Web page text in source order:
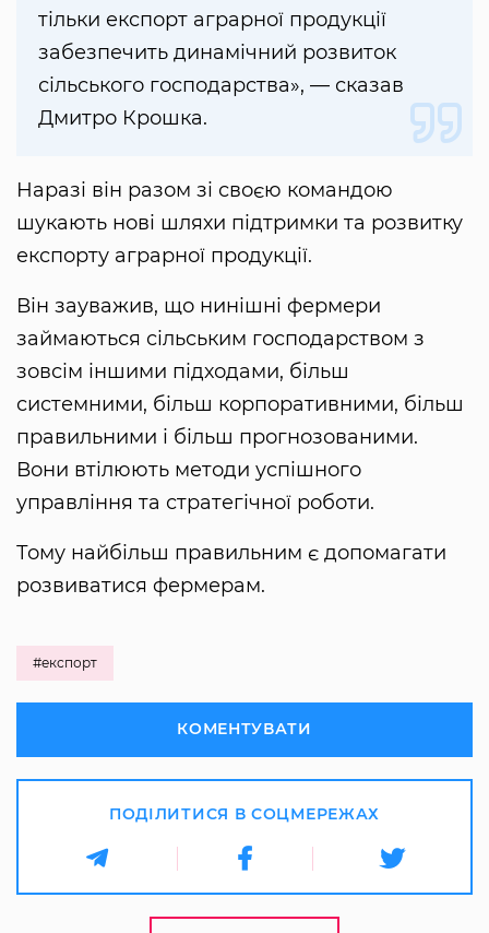
тільки експорт аграрної продукції
забезпечить динамічний розвиток
сільського господарства», — сказав
Дмитро Крошка.
Наразі він разом зі своєю командою
шукають нові шляхи підтримки та розвитку
експорту аграрної продукції.
Він зауважив, що нинішні фермери
займаються сільським господарством з
зовсім іншими підходами, більш
системними, більш корпоративними, більш
правильними і більш прогнозованими.
Вони втілюють методи успішного
управління та стратегічної роботи.
Тому найбільш правильним є допомагати
розвиватися фермерам.
#експорт
КОМЕНТУВАТИ
ПОДІЛИТИСЯ В СОЦМЕРЕЖАХ